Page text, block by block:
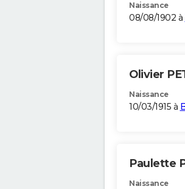
Naissance
08/08/1902 à
Olivier
Naissance
10/03/1915 à
Paulette
Naissance